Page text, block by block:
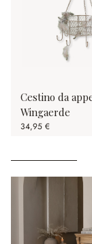
Cestino da
Wingaerde
34,95 €